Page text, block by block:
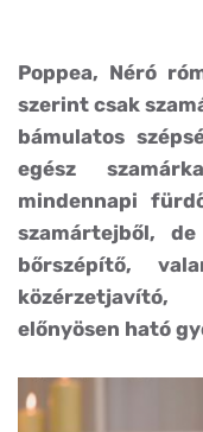
Poppea, Néró
szerint csak
bámulatos
egész
mindennapi
szamártejből,
bőrszépítő,
előnyösen ható